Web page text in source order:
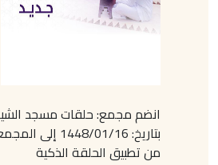
انضم مجمع: حلقات مسجد
بتاريخ: 1448/01/
من تطبيق الحلقة الذكية